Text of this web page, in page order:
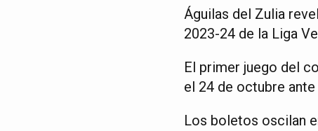
Águilas del Zulia
2023-24 de la Liga
El primer juego del
el 24 de octubre
Los boletos oscilan